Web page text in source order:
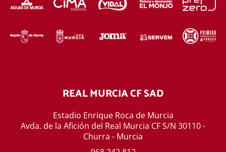
REAL MURCIA CF SAD
Estadio Enrique Roca de Murcia
Avda. de la Afición del Real Murcia CF S/N 30110 -
Churra - Murcia